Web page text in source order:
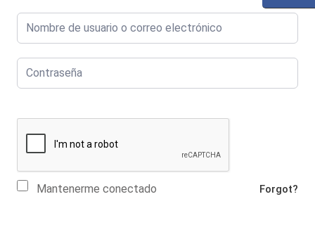
Mantenerme conectado Forgot?